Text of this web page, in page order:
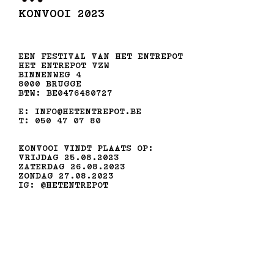
KONVOOI 2023
EEN FESTIVAL VAN HET ENTREPOT
HET ENTREPOT VZW
BINNENWEG 4
8000 BRUGGE
BTW: BE0476480727
E: INFO@HETENTREPOT.BE
T: 050 47 07 80
KONVOOI VINDT PLAATS OP:
VRIJDAG 25.08.2023
ZATERDAG 26.08.2023
ZONDAG 27.08.2023
IG: @HETENTREPOT